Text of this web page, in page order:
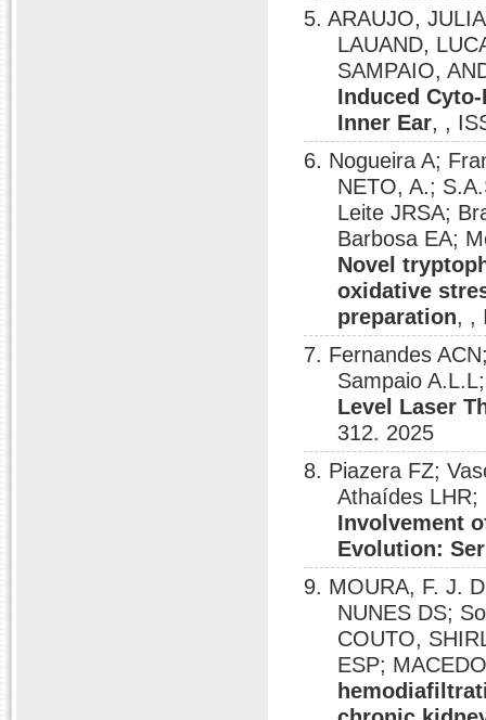
5. ARAUJO,
LAUAND,
SAMPAIO,
Induced
Inner Ear, ,
6. Nogueira A;
NETO, A.;
Leite JRSA;
Barbosa EA;
Novel
oxidative
preparation, ,
7. Fernandes
Sampaio
Level Laser
312. 2025
8. Piazera FZ;
Athaídes
Involvement
Evolution:
9. MOURA, F. J.
NUNES DS;
COUTO,
ESP;